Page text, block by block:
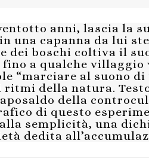
anni, lascia la
una capanna da lui
dei boschi coltiva il
a qualche
“marciare al suono
della natura.
della
di questo
semplicità, una
dedita